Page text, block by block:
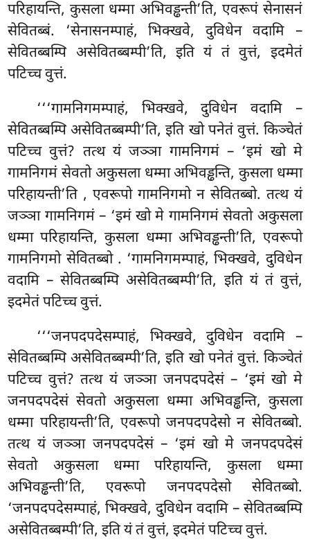
परिहायन्ति, कुसला धम्मा अभिवड्ढन्ती’ति, एवरूपं सेनासनं
सेवितब्बं. ‘सेनासनम्पाहं, भिक्खवे, दुविधेन वदामि –
सेवितब्बम्पि असेवितब्बम्पी’ति, इति यं तं वुत्तं, इदमेतं
पटिच्च वुत्तं.
‘‘‘गामनिगमम्पाहं, भिक्खवे, दुविधेन वदामि –
सेवितब्बम्पि असेवितब्बम्पी’ति, इति खो पनेतं वुत्तं. किञ्चेतं
पटिच्च वुत्तं? तत्थ यं जञ्ञा गामनिगमं – ‘इमं खो मे
गामनिगमं सेवतो अकुसला धम्मा अभिवड्ढन्ति, कुसला धम्मा
परिहायन्ती’ति , एवरूपो गामनिगमो न सेवितब्बो. तत्थ यं
जञ्ञा गामनिगमं – ‘इमं खो मे गामनिगमं सेवतो अकुसला
धम्मा परिहायन्ति, कुसला धम्मा अभिवड्ढन्ती’ति, एवरूपो
गामनिगमो सेवितब्बो . ‘गामनिगमम्पाहं, भिक्खवे, दुविधेन
वदामि – सेवितब्बम्पि असेवितब्बम्पी’ति, इति यं तं वुत्तं,
इदमेतं पटिच्च वुत्तं.
‘‘‘जनपदपदेसम्पाहं, भिक्खवे, दुविधेन वदामि –
सेवितब्बम्पि असेवितब्बम्पी’ति, इति खो पनेतं वुत्तं. किञ्चेतं
पटिच्च वुत्तं? तत्थ यं जञ्ञा जनपदपदेसं – ‘इमं खो मे
जनपदपदेसं सेवतो अकुसला धम्मा अभिवड्ढन्ति, कुसला
धम्मा परिहायन्ती’ति, एवरूपो जनपदपदेसो न सेवितब्बो.
तत्थ यं जञ्ञा जनपदपदेसं – ‘इमं खो मे जनपदपदेसं
सेवतो अकुसला धम्मा परिहायन्ति, कुसला धम्मा
अभिवड्ढन्ती’ति, एवरूपो जनपदपदेसो सेवितब्बो.
‘जनपदपदेसम्पाहं, भिक्खवे, दुविधेन वदामि – सेवितब्बम्पि
असेवितब्बम्पी’ति, इति यं तं वुत्तं, इदमेतं पटिच्च वुत्तं.